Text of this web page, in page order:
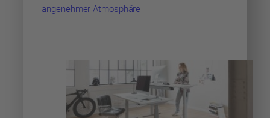
angenehmer Atmosphäre